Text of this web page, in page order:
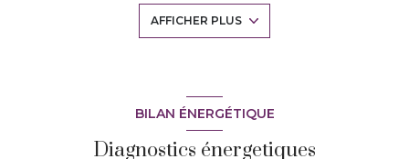
chambre en rez de chaussée et un wc. A l'étage 4
chambres spacieuses de 10 à 15m2 pour la plus grande,
toutes avec placards. Une salle de bains et un wc. Un
volumes agréables, elle est climatisée, bien isolée,
électricité aux normes, menuiseries en alu au rdc.... A
découvrir rapidement avec Marie-ange 06.42.66.66.54
AFFICHER PLUS
BILAN ÉNERGÉTIQUE
Diagnostics énergetiques